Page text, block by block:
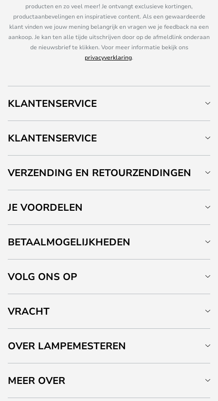
producten en zo veel meer! Je ontvangt exclusieve kortingen,
productaanbevelingen en inspiratieve content. Als een gewaardeerde
klant vinden we jouw mening belangrijk en vragen we je feedback na een
aankoop. Je kan ten alle tijde uitschrijven door op de afmeldlink onderaan
de nieuwsbrief te klikken. Voor meer informatie bekijk ons
privacyverklaring.
KLANTENSERVICE
KLANTENSERVICE
VERZENDING EN RETOURZENDINGEN
JE VOORDELEN
BETAALMOGELIJKHEDEN
VOLG ONS OP
VRACHT
OVER LAMPEMESTEREN
MEER OVER